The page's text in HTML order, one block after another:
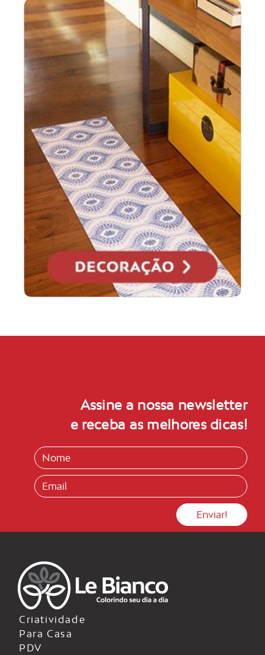
Assine a nossa newsletter
e receba as melhores dicas!
Criatividade
Para Casa
PDV